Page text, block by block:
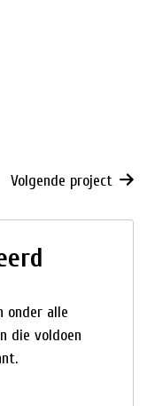
Volgende project
onder alle
die voldoen